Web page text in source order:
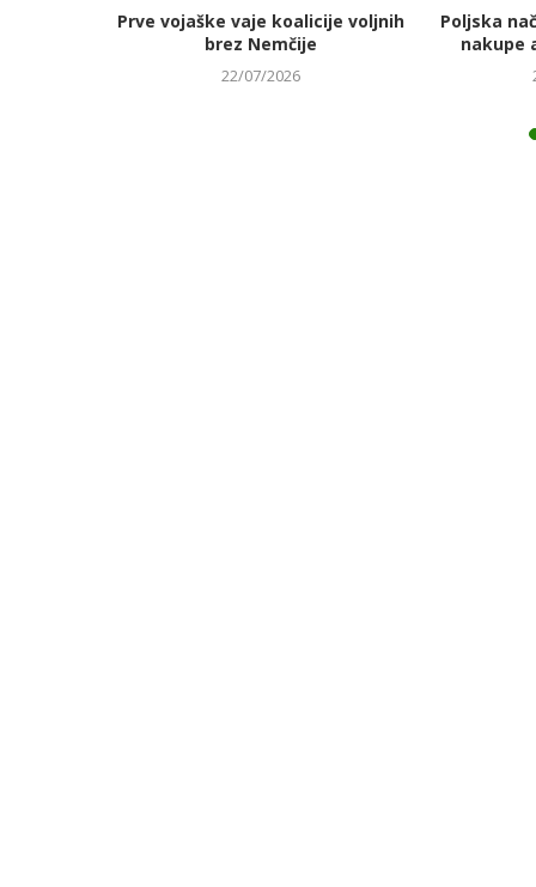
Prve vojaške vaje koalicije voljnih
brez Nemčije
22/07/2026
Poljska
nakupe